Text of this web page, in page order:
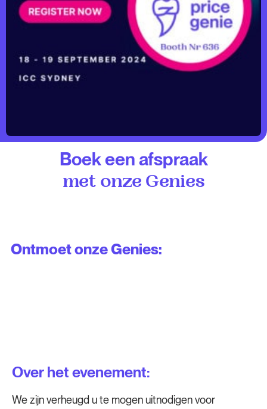
Boek een afspraak
met onze Genies
Ontmoet onze Genies:
Over het evenement:
We zijn verheugd u te mogen uitnodigen voor